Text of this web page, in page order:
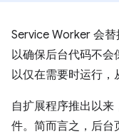
Service Worker 会替
以确保后台代码不
以仅在需要时运行，
自扩展程序推出以
件。简而言之，后台